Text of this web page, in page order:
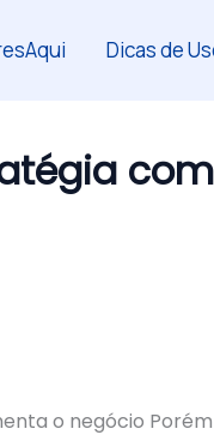
Dicas de
o negócio